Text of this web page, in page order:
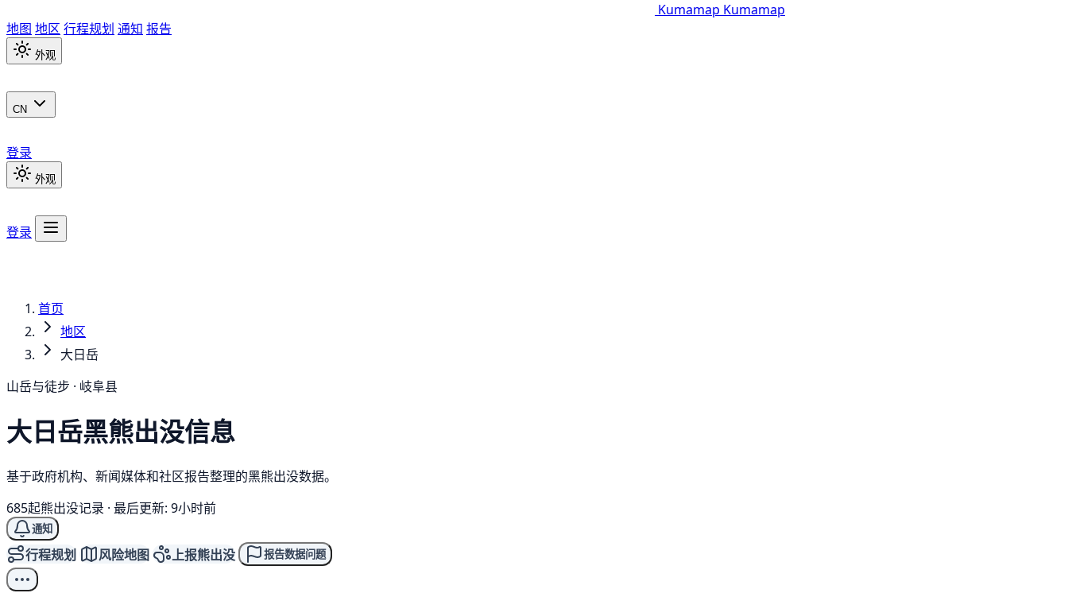
Kumamap Kumamap
地图 地区 行程规划 通知 报告
外观
CN
登录
外观
登录
首页
地区
大日岳
山岳与徒步 · 岐阜县
大日岳黑熊出没信息
基于政府机构、新闻媒体和社区报告整理的黑熊出没数据。
685起熊出没记录 · 最后更新: 9小时前
通知
行程规划 风险地图 上报熊出没 报告数据问题